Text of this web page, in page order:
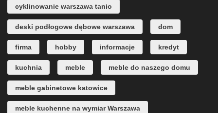
cyklinowanie warszawa tanio
deski podłogowe dębowe warszawa dom
firma hobby informacje kredyt
kuchnia meble meble do naszego domu
meble gabinetowe katowice
meble kuchenne na wymiar Warszawa